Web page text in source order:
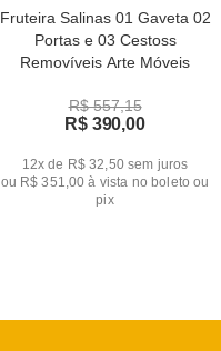
Fruteira Salinas 01 Gaveta 02
Portas e 03 Cestoss
Removíveis Arte Móveis
R$ 557,15
R$ 390,00
12x de R$ 32,50 sem juros
ou R$ 351,00 à vista no boleto ou
pix